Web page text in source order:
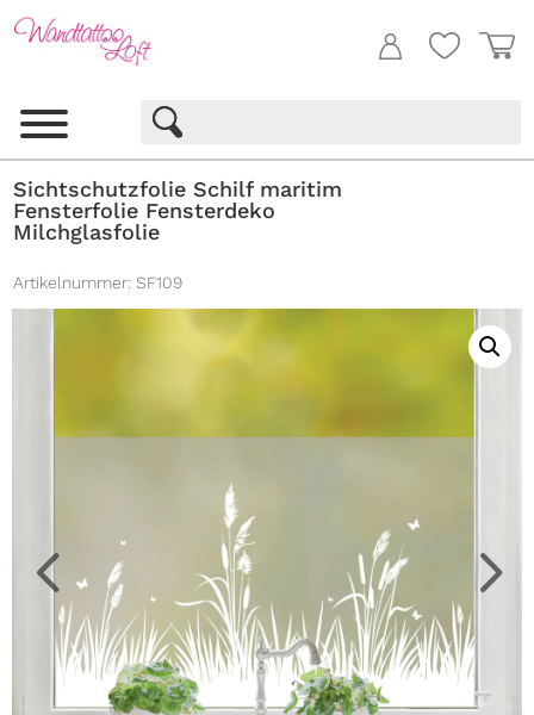
Sichtschutzfolie Schilf maritim
Fensterfolie Fensterdeko
Milchglasfolie
Artikelnummer: SF109